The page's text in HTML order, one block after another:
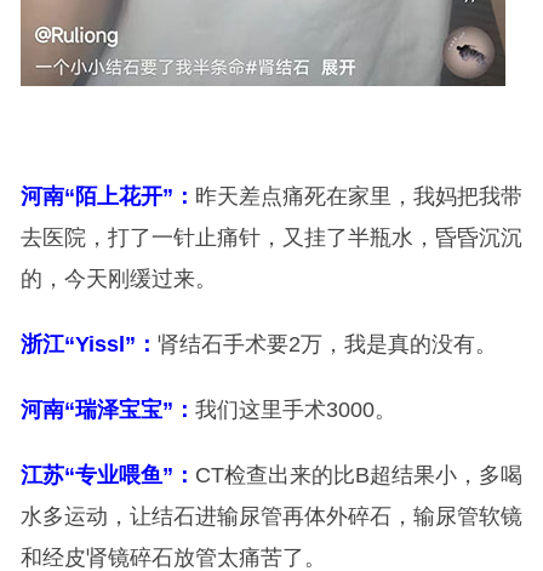
河南“陌上花开”： 昨天差点痛死在家里，我妈把我带
去医院，打了一针止痛针，又挂了半瓶水，昏昏沉沉
的，今天刚缓过来。
浙江“Yissl”： 肾结石手术要2万，我是真的没有。
河南“瑞泽宝宝”： 我们这里手术3000。
江苏“专业喂鱼”： CT检查出来的比B超结果小，多喝
水多运动，让结石进输尿管再体外碎石，输尿管软镜
和经皮肾镜碎石放管太痛苦了。